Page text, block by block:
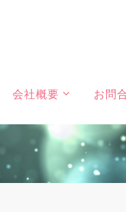
会社概要 お問